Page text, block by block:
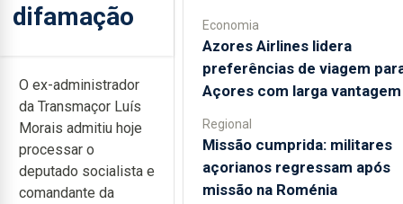
difamação
O ex-administrador
da Transmaçor Luís
Morais admitiu hoje
processar o
deputado socialista e
comandante da
Economia
Azores Airlines lidera
preferências de viagem
Açores com larga vantagem
Regional
Missão cumprida: militares
açorianos regressam após
missão na Roménia